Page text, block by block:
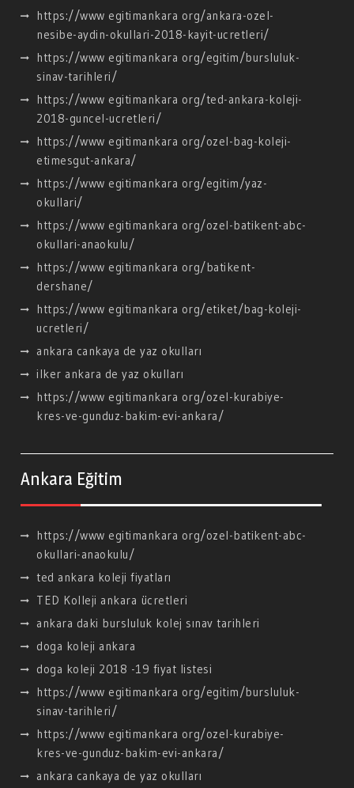
https://www egitimankara org/ankara-ozel-
nesibe-aydin-okullari-2018-kayit-ucretleri/
https://www egitimankara org/egitim/bursluluk-
sinav-tarihleri/
https://www egitimankara org/ted-ankara-koleji-
2018-guncel-ucretleri/
https://www egitimankara org/ozel-bag-koleji-
etimesgut-ankara/
https://www egitimankara org/egitim/yaz-
okullari/
https://www egitimankara org/ozel-batikent-abc-
okullari-anaokulu/
https://www egitimankara org/batikent-
dershane/
https://www egitimankara org/etiket/bag-koleji-
ucretleri/
ankara cankaya de yaz okulları
ilker ankara de yaz okulları
https://www egitimankara org/ozel-kurabiye-
kres-ve-gunduz-bakim-evi-ankara/
Ankara Eğitim
https://www egitimankara org/ozel-batikent-abc-
okullari-anaokulu/
ted ankara koleji fiyatları
TED Kolleji ankara ücretleri
ankara daki bursluluk kolej sınav tarihleri
doga koleji ankara
doga koleji 2018 -19 fiyat listesi
https://www egitimankara org/egitim/bursluluk-
sinav-tarihleri/
https://www egitimankara org/ozel-kurabiye-
kres-ve-gunduz-bakim-evi-ankara/
ankara cankaya de yaz okulları